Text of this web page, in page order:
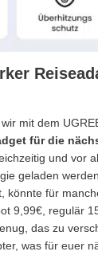
mit dem
für die
und vor
geladen
könnte für
9,99€, regulär
das zu
was für euer